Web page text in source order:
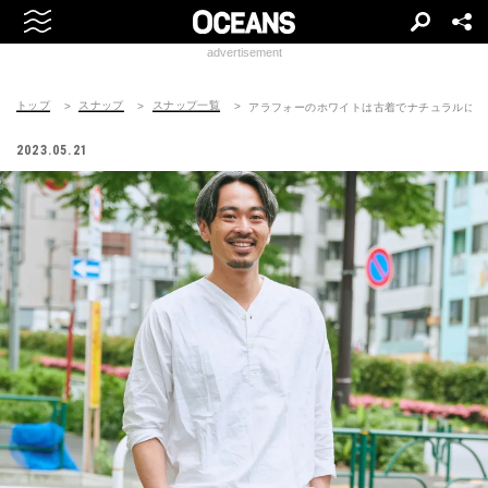
advertisement
トップ スナップ スナップ一覧 アラフォーのホワイトは古着でナチュラルに
2023.05.21